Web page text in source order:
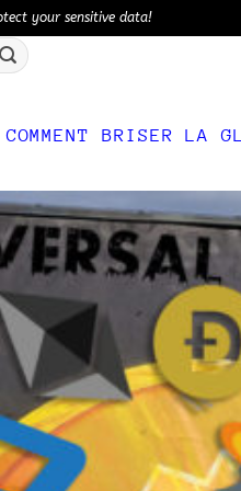
your sensitive data!
COMMENT BRISER LA